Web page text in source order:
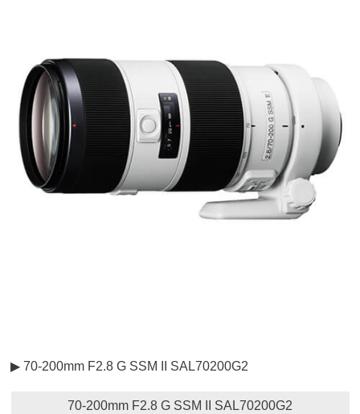
▶ 70-200mm F2.8 G SSM II SAL70200G2
70-200mm F2.8 G SSM II SAL70200G2